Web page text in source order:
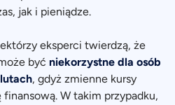
jak i pieniądze.
eksperci twierdzą, że
być niekorzystne dla osób
, gdyż zmienne kursy
W takim przypadku,